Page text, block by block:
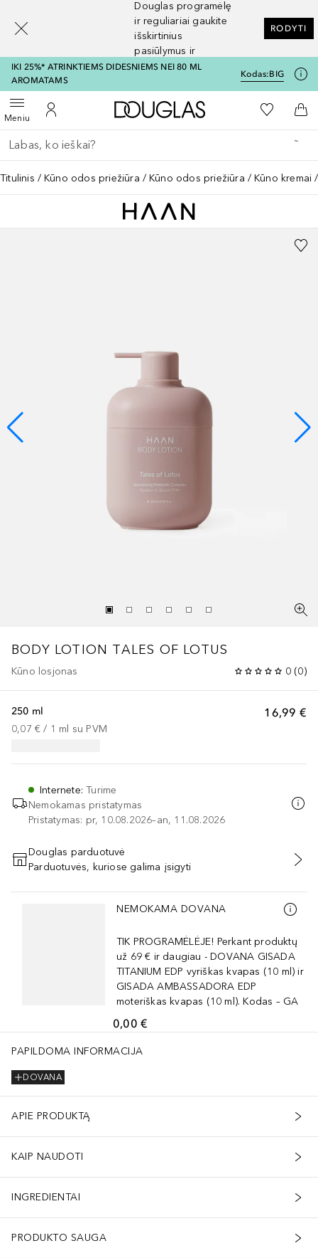
Douglas programėlę
ir reguliariai gaukite
išskirtinius
pasiūlymus ir
nuolaidas
RODYTI
IKI 25%* ATRINKTIEMS DIDESNIEMS NEI 80 ML
AROMATAMS
Kodas:BIG
MeniuAtidaryti meniuĮ mano paskyrą
Į Douglas pagrindinį
Į mano
Į
Grįžk atgal
Vykdykite paiešką
Titulinis Kūno odos priežiūra Kūno odos priežiūra Kūno kremai
BODY LOTION TALES OF LOTUS
Kūno losjonas 0 (0)
16,99 €
250 ml
0,07 € / 1 ml su PVM
Internete:Turime
Nemokamas pristatymas
Pristatymas: pr, 10.08.2026–an, 11.08.2026
PRIDĖTI Į KREPŠELĮ
Douglas parduotuvė
Parduotuvės, kuriose galima įsigyti
Praleisti slankiklį
NEMOKAMA DOVANA
TIK PROGRAMĖLĖJE! Perkant produktų
už 69 € ir daugiau - DOVANA GISADA
TITANIUM EDP vyriškas kvapas (10 ml) ir
GISADA AMBASSADORA EDP
moteriškas kvapas (10 ml). Kodas – GA
0,00 €
PAPILDOMA INFORMACIJA
DOVANA
APIE PRODUKTĄ
KAIP NAUDOTI
INGREDIENTAI
PRODUKTO SAUGA
[navigation.slideout.screenreader]